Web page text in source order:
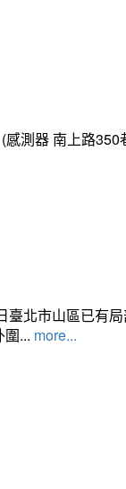
測器 南上路
北市山區已有
... more...